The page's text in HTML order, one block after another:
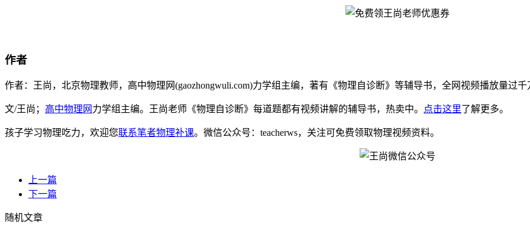
作者
作者：王尚，北京物理教师，高中物理网(gaozhongwuli.com)力学组主编，著有《物理自诊断》等辅导书，全网视频播放量过千
文/王尚； 高中物理网 力学组主编。王尚老师《物理自诊断》每道题都有视频讲解的辅导书，热卖中。 点击这里了解更多。
孩子学习物理吃力，欢迎您联系笔者物理补课。微信公众号：teacherws，关注可免费领取物理视频资料。
上一篇
下一篇
随机文章